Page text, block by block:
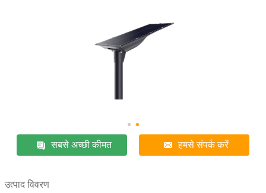
सबसे अच्छी कीमत हमसे संपर्क करें
उत्पाद विवरण